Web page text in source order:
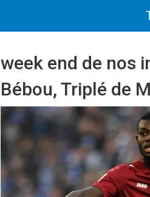
week end de nos
Bébou, Triplé de